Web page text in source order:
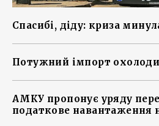
Спасибі, діду: криза
Потужний імпорт
АМКУ пропонує уряду
податкове навантаження